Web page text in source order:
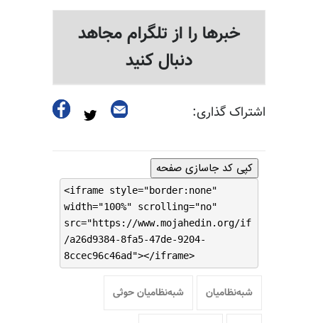
خبرها را از تلگرام مجاهد
دنبال کنید
اشتراک گذاری:
کپی کد جاسازی صفحه
<iframe style="border:none"
width="100%" scrolling="no"
src="https://www.mojahedin.org/if
/a26d9384-8fa5-47de-9204-
8ccec96c46ad"></iframe>
شبه‌نظامیان شبه‌نظامیان حوثی